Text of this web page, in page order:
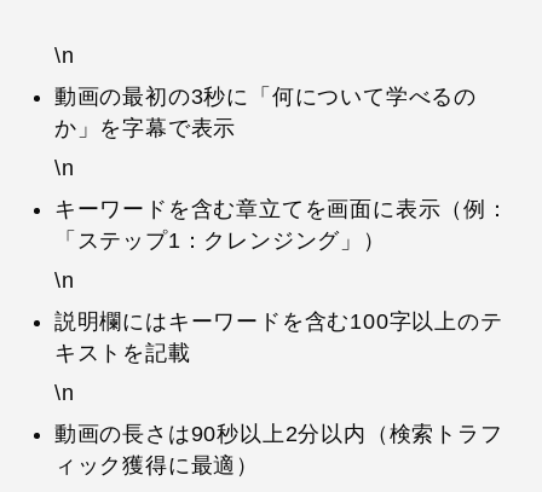
\n
動画の最初の3秒に「何について学べるの
か」を字幕で表示
\n
キーワードを含む章立てを画面に表示（例：
「ステップ1：クレンジング」）
\n
説明欄にはキーワードを含む100字以上のテ
キストを記載
\n
動画の長さは90秒以上2分以内（検索トラフ
ィック獲得に最適）